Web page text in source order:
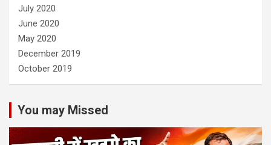
July 2020
June 2020
May 2020
December 2019
October 2019
You may Missed